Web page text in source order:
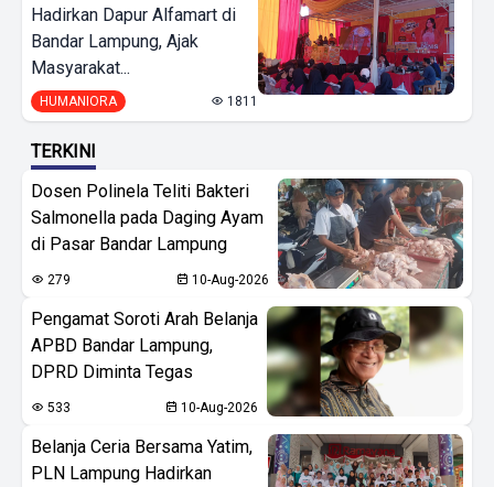
Hadirkan Dapur Alfamart di
Bandar Lampung, Ajak
Masyarakat...
HUMANIORA 1811
TERKINI
Dosen Polinela Teliti Bakteri
Salmonella pada Daging Ayam
di Pasar Bandar Lampung
279 10-Aug-2026
Pengamat Soroti Arah Belanja
APBD Bandar Lampung,
DPRD Diminta Tegas
533 10-Aug-2026
Belanja Ceria Bersama Yatim,
PLN Lampung Hadirkan